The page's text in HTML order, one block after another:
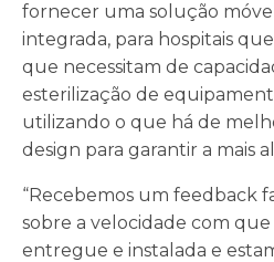
fornecer uma solução
integrada, para hospitais
que necessitam de
esterilização de
utilizando o que há de
design para garantir a mais
“Recebemos um feedback
sobre a velocidade com
entregue e instalada e